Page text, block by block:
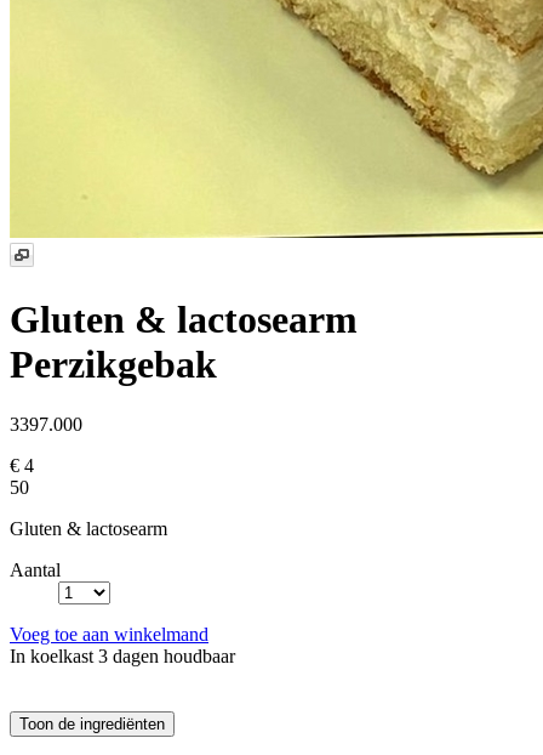
Gluten & lactosearm
Perzikgebak
3397.000
€ 4
50
Gluten & lactosearm
Aantal
Voeg toe aan winkelmand
In koelkast 3 dagen houdbaar